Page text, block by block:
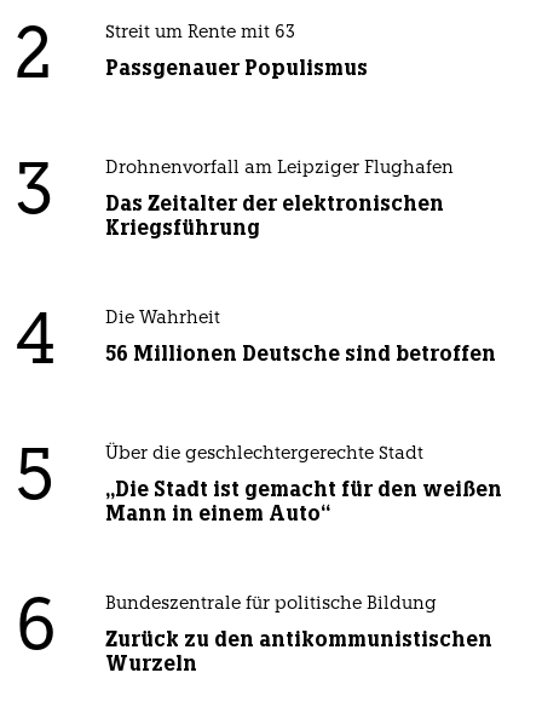
2 Streit um Rente mit 63
Passgenauer Populismus
3 Drohnenvorfall am Leipziger Flughafen
Das Zeitalter der elektronischen
Kriegsführung
4 Die Wahrheit
56 Millionen Deutsche sind betroffen
5 Über die geschlechtergerechte Stadt
„Die Stadt ist gemacht für den weißen
Mann in einem Auto“
6 Bundeszentrale für politische Bildung
Zurück zu den antikommunistischen
Wurzeln